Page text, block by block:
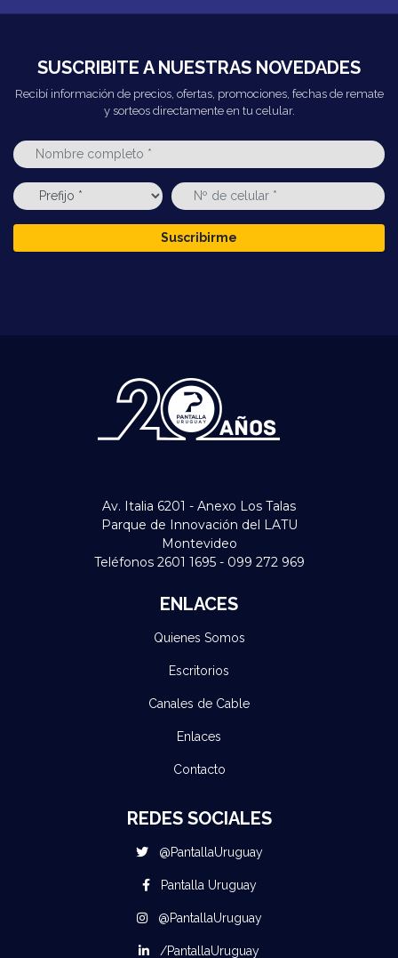
SUSCRIBITE A NUESTRAS NOVEDADES
Recibí información de precios, ofertas, promociones, fechas de remate
y sorteos directamente en tu celular.
Suscribirme
Av. Italia 6201 - Anexo Los Talas
Parque de Innovación del LATU
Montevideo
Teléfonos 2601 1695 - 099 272 969
ENLACES
Quienes Somos
Escritorios
Canales de Cable
Enlaces
Contacto
REDES SOCIALES
@PantallaUruguay
Pantalla Uruguay
@PantallaUruguay
/PantallaUruguay